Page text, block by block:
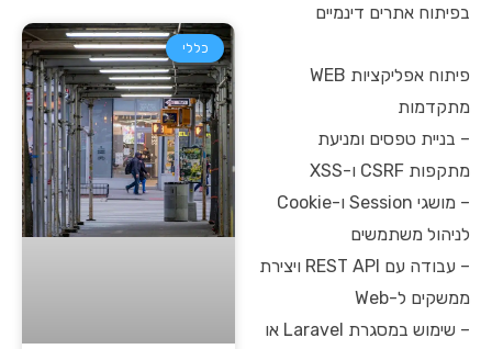
בפיתוח אתרים דינמיים
פיתוח אפליקציות WEB
מתקדמות
– בניית טפסים ומניעת
מתקפות CSRF ו-XSS
– מושגי Session ו-Cookie
לניהול משתמשים
– עבודה עם REST API ויצירת
ממשקים ל-Web
– שימוש במסגרת Laravel או
כללי